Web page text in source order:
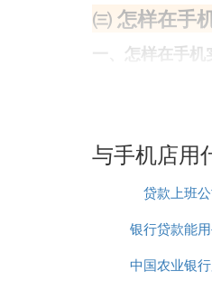
㈢ 怎样在手
一、怎样在手机
实体店分期买
证；具有一定
用花呗、白条等
期付款失败的
机程序：1.首
2.然后，需要
伯伯阿姨）、
以及本人身份
与手机店用
贷款上班
银行贷款能
中国农业银